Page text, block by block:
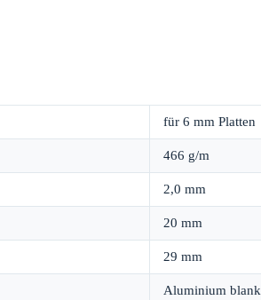
für 6 mm Platten
466 g/m
2,0 mm
20 mm
29 mm
Aluminium blank